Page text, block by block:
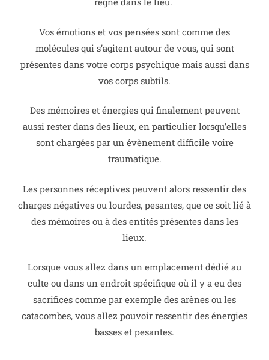
Vos émotions et vos pensées sont comme des
molécules qui s’agitent autour de vous, qui sont
présentes dans votre corps psychique mais aussi dans
vos corps subtils.
Des mémoires et énergies qui finalement peuvent
aussi rester dans des lieux, en particulier lorsqu’elles
sont chargées par un évènement difficile voire
traumatique.
Les personnes réceptives peuvent alors ressentir des
charges négatives ou lourdes, pesantes, que ce soit lié à
des mémoires ou à des entités présentes dans les
lieux.
Lorsque vous allez dans un emplacement dédié au
culte ou dans un endroit spécifique où il y a eu des
sacrifices comme par exemple des arènes ou les
catacombes, vous allez pouvoir ressentir des énergies
basses et pesantes.